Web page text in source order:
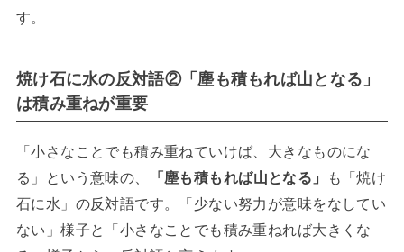
す。
焼け石に水の反対語②「塵も積もれば山となる」
は積み重ねが重要
「小さなことでも積み重ねていけば、大きなものにな
る」という意味の、
「塵も積もれば山となる」
も「焼け
石に水」の反対語です。「少ない努力が意味をなしてい
ない」様子と「小さなことでも積み重ねれば大きくな